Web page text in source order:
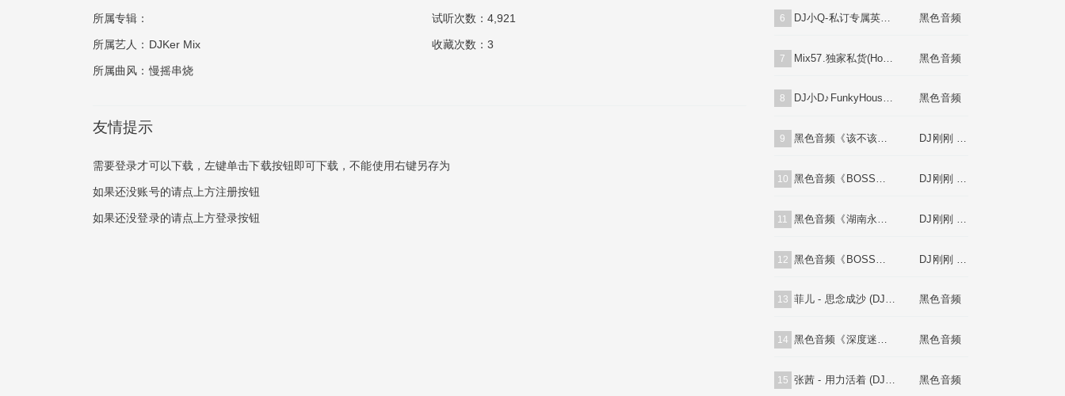
所属专辑：
所属艺人： DJKer Mix
所属曲风：慢摇串烧
试听次数：4,921
收藏次数：3
友情提示
需要登录才可以下载，左键单击下载按钮即可下载，不能使用右键另存为
如果还没账号的请点上方注册按钮
如果还没登录的请点上方登录按钮
6 黑色音频
7 黑色音频
8 DJ小D♪FunkyHouse弹跳英文串烧♪专属订制01 黑色音频
9 黑色音频《该不该放手让你走(国语)跳舞大碟》DJ刚刚 Mix DJ刚刚 Mix
10 黑色音频《BOSS豪公馆♪法老王♥英文跳舞大碟V2》DJ刚刚 Mix DJ刚刚 Mix
11
12
13 菲儿 - 思念成沙 (DJ小G 2021 Remix)[Mix57.com] 黑色音频
14 黑色音频《深度迷幻DeepHouse身临其境》MIX57 黑色音频
15 黑色音频